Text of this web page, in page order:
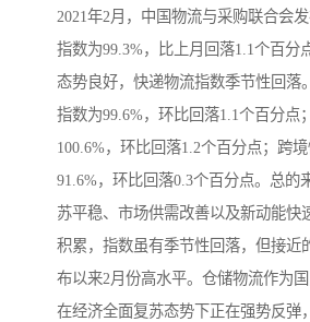
2021年2月，中国物流与采购联合会
指数为99.3%，比上月回落1.1个百分
态势良好，快递物流指数季节性回落
指数为99.6%，环比回落1.1个百分点
100.6%，环比回落1.2个百分点；跨
91.6%，环比回落0.3个百分点。总的
苏平稳、市场供需改善以及新动能快
积累，指数虽有季节性回落，但接近
布以来2月份高水平。仓储物流作为国
在经济全面复苏态势下正在强势反弹